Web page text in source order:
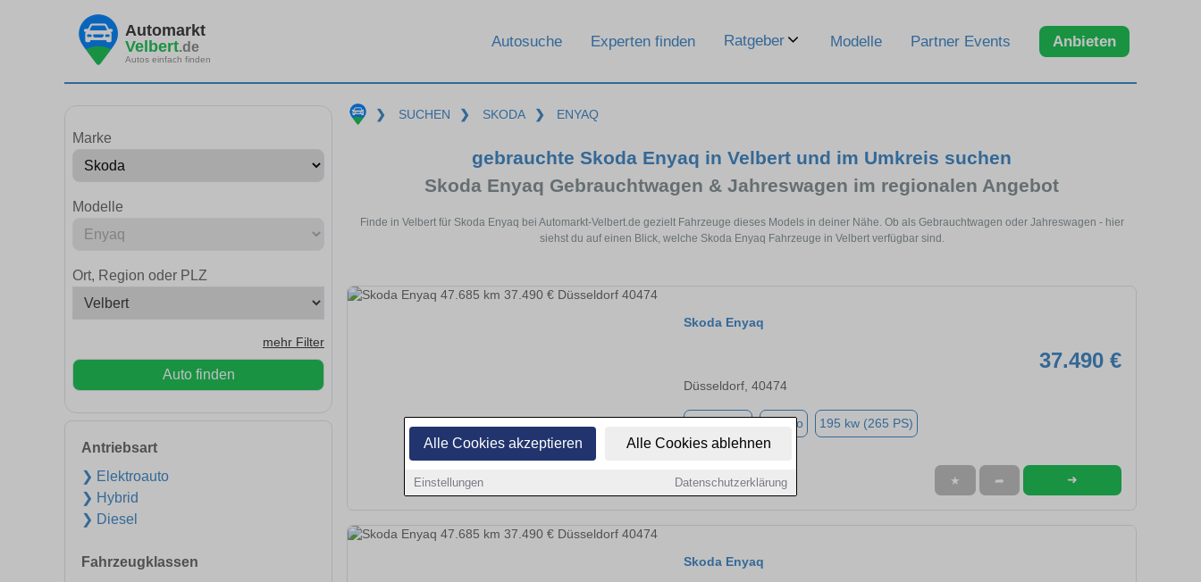
Alle Cookies akzeptieren Alle Cookies ablehnen
Einstellungen Datenschutzerklärung
Automarkt
Velbert.de
Autos einfach finden
Autosuche Experten finden Ratgeber Modelle Partner Events Anbieten
Marke
Modelle
Ort, Region oder PLZ
mehr Filter
Auto finden
Antriebsart
❯ Elektroauto
❯ Hybrid
❯ Diesel
Fahrzeugklassen
❯ SUCHEN ❯ SKODA ❯ ENYAQ
gebrauchte Skoda Enyaq in Velbert und im Umkreis suchen
Skoda Enyaq Gebrauchtwagen & Jahreswagen im regionalen Angebot
Finde in Velbert für Skoda Enyaq bei Automarkt-Velbert.de gezielt Fahrzeuge dieses Models in deiner Nähe. Ob als Gebrauchtwagen oder Jahreswagen - hier
siehst du auf einen Blick, welche Skoda Enyaq Fahrzeuge in Velbert verfügbar sind.
Skoda Enyaq
37.490 €
Düsseldorf, 40474
Elektro 195 kw (265 PS)
★ ➦ ➜
Skoda Enyaq